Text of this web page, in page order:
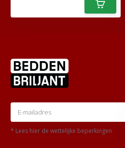
* Lees hier de wettelijke beperkingen